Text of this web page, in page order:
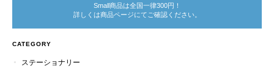
Small商品は全国一律300円！
詳しくは商品ページにてご確認ください。
CATEGORY
ステーショナリー